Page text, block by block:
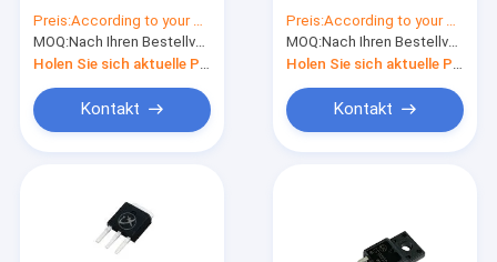
Polaritätsschutzanwendungen
Preis:According to your order requirement
MOQ:Nach Ihren Bestellvorgaben
Kontakt
zur Speicherung
neuer Energie
Preis:According to your order requirement
MOQ:Nach Ihren Bestellvorgaben
Kontakt